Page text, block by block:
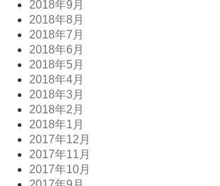
2018年9月
2018年8月
2018年7月
2018年6月
2018年5月
2018年4月
2018年3月
2018年2月
2018年1月
2017年12月
2017年11月
2017年10月